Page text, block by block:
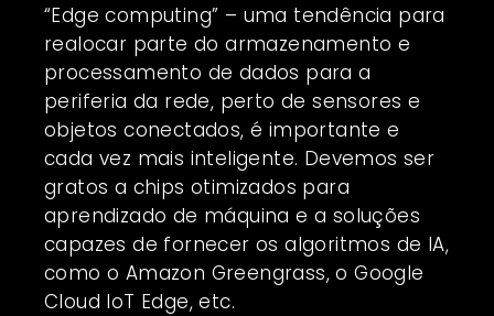
“Edge computing” – uma tendência para
realocar parte do armazenamento e
processamento de dados para a
periferia da rede, perto de sensores e
objetos conectados, é importante e
cada vez mais inteligente. Devemos ser
gratos a chips otimizados para
aprendizado de máquina e a soluções
capazes de fornecer os algoritmos de IA,
como o Amazon Greengrass, o Google
Cloud IoT Edge, etc.